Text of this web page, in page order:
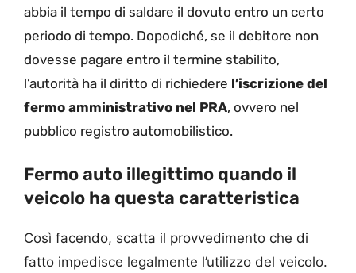
abbia il tempo di saldare il dovuto entro un certo
periodo di tempo. Dopodiché, se il debitore non
dovesse pagare entro il termine stabilito,
l’autorità ha il diritto di richiedere l’iscrizione del
fermo amministrativo nel PRA, ovvero nel
pubblico registro automobilistico.
Fermo auto illegittimo quando il
veicolo ha questa caratteristica
Così facendo, scatta il provvedimento che di
fatto impedisce legalmente l’utilizzo del veicolo.